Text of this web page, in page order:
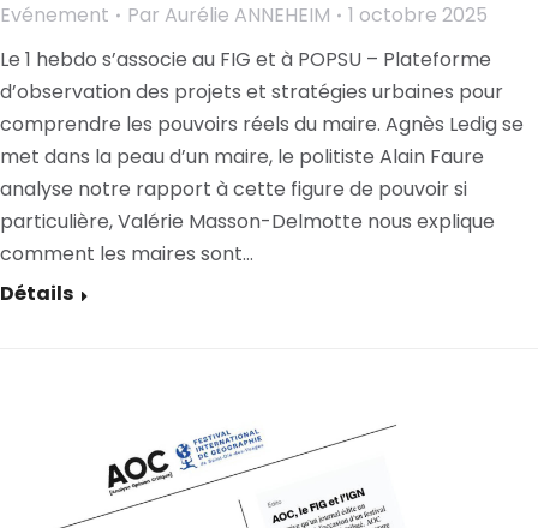
Evénement Par Aurélie ANNEHEIM
1 octobre 2025
Le 1 hebdo s’associe au FIG et à POPSU – Plateforme
d’observation des projets et stratégies urbaines pour
comprendre les pouvoirs réels du maire. Agnès Ledig se
met dans la peau d’un maire, le politiste Alain Faure
analyse notre rapport à cette figure de pouvoir si
particulière, Valérie Masson-Delmotte nous explique
comment les maires sont…
Détails